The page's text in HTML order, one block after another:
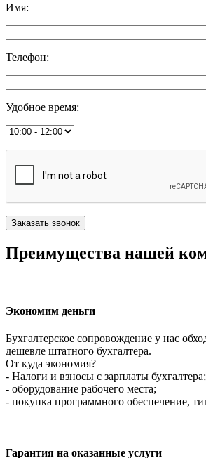
Имя:
Телефон:
Удобное время:
Преимущества нашей
Экономим деньги
Бухгалтерское сопровождение у нас
дешевле штатного бухгалтера.
От куда экономия?
- Налоги и взносы с зарплаты бухгалтера;
- оборудование рабочего места;
- покупка программного обеспечение,
Гарантия на оказанные услуги